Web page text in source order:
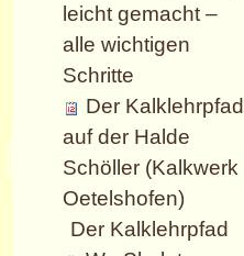
leicht gemacht –
alle wichtigen
Schritte
Der Kalklehrpfad
auf der Halde
Schöller (Kalkwerk
Oetelshofen)
Der Kalklehrpfad